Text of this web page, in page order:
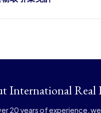
International Real
20 years of experience,